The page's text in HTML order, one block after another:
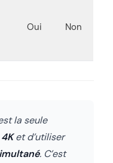
Oui Non
la seule
et d’utiliser
. C’est